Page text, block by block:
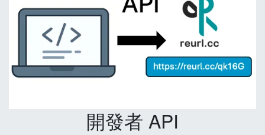
開發者 API